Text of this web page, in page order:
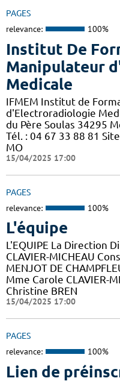
PAGES
relevance: 100%
Institut De
Manipulateur
Medicale
IFMEM Institut de
d'Electroradiologie
du Père Soulas 34295
Tél. : 04 67 33 88 81
MO
15/04/2025 17:00
PAGES
relevance: 100%
L'équipe
L'EQUIPE La Direction
CLAVIER-MICHEAU
MENJOT DE
Mme Carole CLAVIER-
Christine BREN
15/04/2025 17:00
PAGES
relevance: 100%
Lien de